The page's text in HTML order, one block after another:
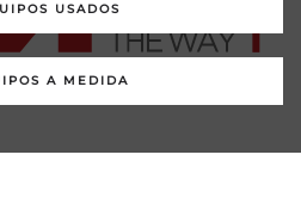
USADOS
A MEDIDA